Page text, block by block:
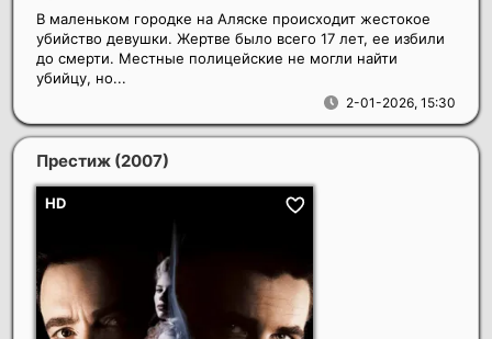
2-01-2026, 15:30
В маленьком городке на Аляске происходит жестокое
убийство девушки. Жертве было всего 17 лет, ее избили
до смерти. Местные полицейские не могли найти
убийцу, но...
Престиж (2007)